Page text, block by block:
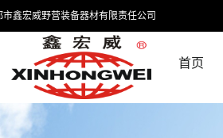
市鑫宏威野营装备器材有限责任公司
首页